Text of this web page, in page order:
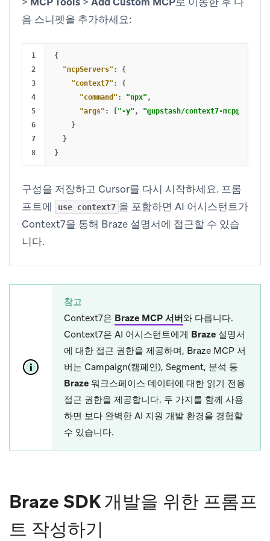
음 스니펫을 추가하세요:
1
2
3
4
5
6
7
{
"mcpServers" :
{
"context7" :
{
"command" : "npx" ,
"args" : "-y" , "@upstash/context7-mcp@latest"
}
}
}
구성을 저장하고 Cursor를 다시 시작하세요. 프롬
프트에
use context7 을 포함하면 AI 어시스턴트가
Context7을 통해 Braze 설명서에 접근할 수 있습
니다.
참고
Context7은 Braze MCP 서버와 다릅니다.
Context7은 AI 어시스턴트에게 Braze 설명서
에 대한 접근 권한을 제공하며, Braze MCP 서
버는 Campaign(캠페인), Segment, 분석 등
Braze 워크스페이스 데이터에 대한 읽기 전용
접근 권한을 제공합니다. 두 가지를 함께 사용
하면 보다 완벽한 AI 지원 개발 환경을 경험할
수 있습니다.
Braze SDK 개발을 위한 프롬프
트 작성하기